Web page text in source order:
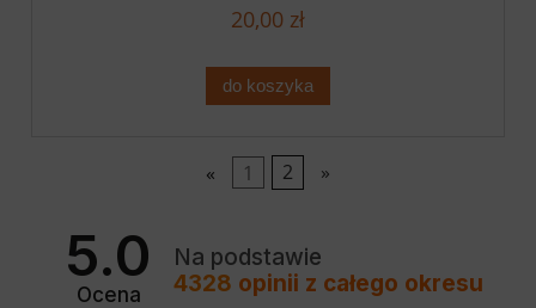
20,00 zł
do koszyka
« 1 2 »
5.0
Ocena
Na podstawie
4328 opinii z całego okresu